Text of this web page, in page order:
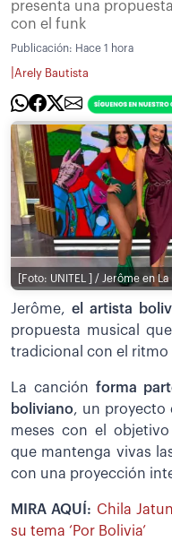
presenta una
con el funk
Publicación: Hace 1 hora
Arely Bautista
[Foto: UNITEL ] / Jerôme en
Jerôme, el artista
propuesta musical
tradicional con el ritmo
La canción forma
boliviano, un proyecto
meses con el
que mantenga vivas
con una proyección
MIRA AQUÍ: Chila
su tema ‘Por Bolivia’